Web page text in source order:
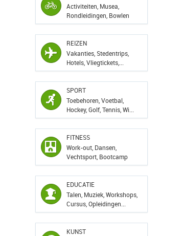
Activiteiten, Musea,
Rondleidingen, Bowlen
REIZEN
Vakanties, Stedentrips,
Hotels, Vliegtickets,...
SPORT
Toebehoren, Voetbal,
Hockey, Golf, Tennis, Wi...
FITNESS
Work-out, Dansen,
Vechtsport, Bootcamp
EDUCATIE
Talen, Muziek, Workshops,
Cursus, Opleidingen...
KUNST